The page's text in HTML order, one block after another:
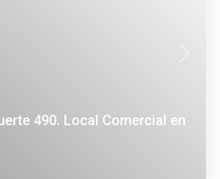
490. Local Comercial en